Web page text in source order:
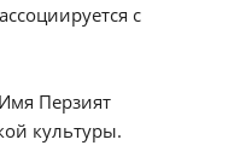
с
Перзият
культуры.